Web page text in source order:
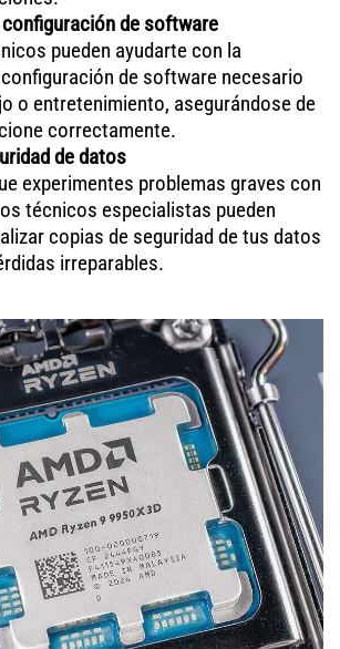
de software
pueden ayudarte con la
de software necesario
o entretenimiento, asegurándose de
correctamente.
de datos
experimentes problemas graves con
técnicos especialistas pueden
copias de seguridad de tus datos
irreparables.